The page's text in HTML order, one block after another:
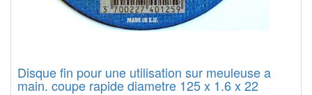
Disque fin pour une utilisation sur meuleuse a
main. coupe rapide diametre 125 x 1.6 x 22